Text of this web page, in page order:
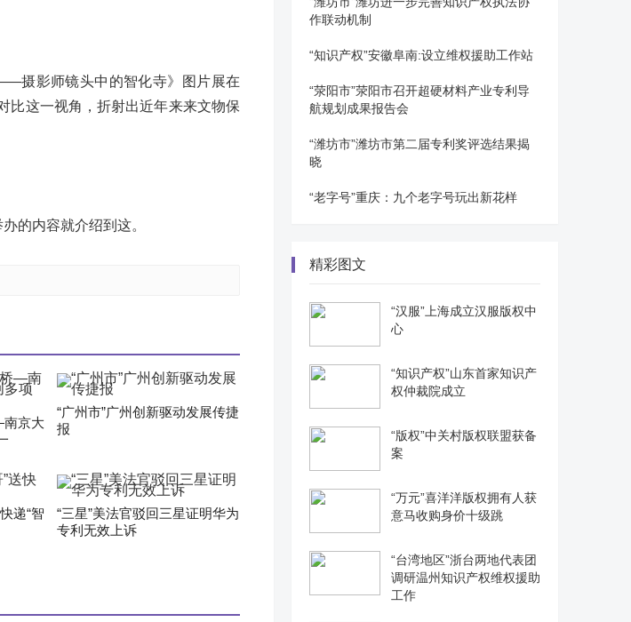
摄影师镜头中的智化寺》图片展在
比这一视角，折射出近年来来文物保
的内容就介绍到这。
南京大
“广州市”广州创新驱动发展传捷
报
递“智
“三星”美法官驳回三星证明华为
专利无效上诉
作联动机制
“知识产权”安徽阜南:设立维权援助工作站
“荥阳市”荥阳市召开超硬材料产业专利导
航规划成果报告会
“潍坊市”潍坊市第二届专利奖评选结果揭
晓
“老字号”重庆：九个老字号玩出新花样
精彩图文
“汉服”上海成立汉服版权中
心
“知识产权”山东首家知识产
权仲裁院成立
“版权”中关村版权联盟获备
案
“万元”喜洋洋版权拥有人获
意马收购身价十级跳
“台湾地区”浙台两地代表团
调研温州知识产权维权援助
工作